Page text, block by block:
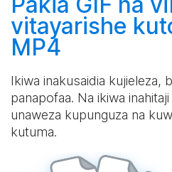
vitayarishe
MP4
Ikiwa inakusaidia kujieleza,
panapofaa. Na ikiwa
unaweza kupunguza na
kutuma.